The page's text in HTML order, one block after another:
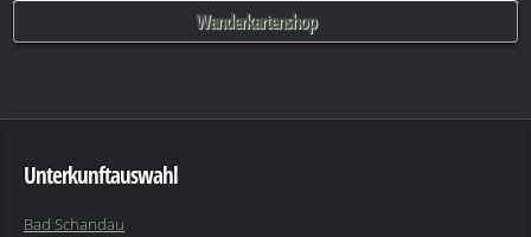
Wanderkartenshop
Unterkunftauswahl
Bad Schandau